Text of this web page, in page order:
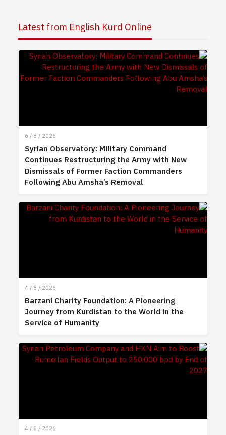
Latest from English Kurd Online
6 / 8 / 2026
Syrian Observatory: Military Command
Continues Restructuring the Army with New
Dismissals of Former Faction Commanders
Following Abu Amsha’s Removal
4 / 8 / 2026
Barzani Charity Foundation: A Pioneering
Journey from Kurdistan to the World in the
Service of Humanity
4 / 8 / 2026